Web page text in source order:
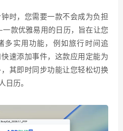
时，您需要一款不会成为负担
款优雅易用的日历，旨在让您
多实用功能，例如旅行时间追
速添加事件，这款应用定能为
其即时同步功能让您轻松切换
日历。